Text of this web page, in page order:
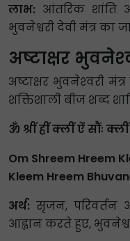
लाभ: आंतरिक
भुवनेश्वरी देवी मंत्र का
अष्टाक्षर
अष्टाक्षर भुवनेश्‍वरी
शक्तिशाली बीज शब्द
ॐ श्रीं ह्रीं क्लीं ऐं सौंः
Om Shreem Hreem
Kleem Hreem
अर्थ: सृजन, परिवर्तन
आह्वान करते हुए,